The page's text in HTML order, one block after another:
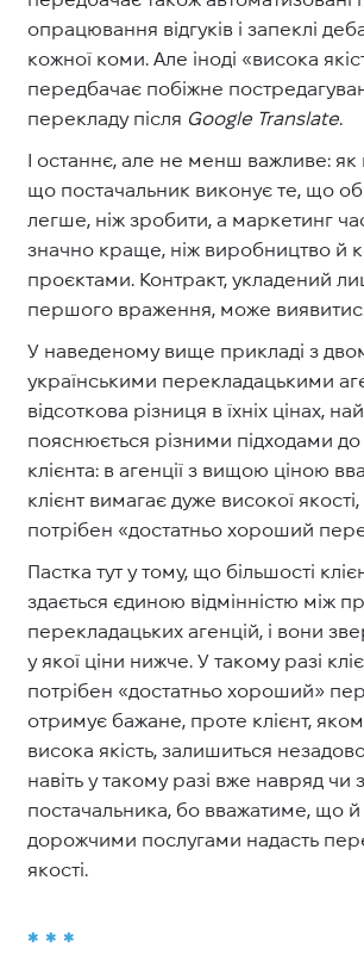
опрацювання відгуків і запеклі
кожної коми. Але іноді «висока
передбачає побіжне
перекладу після Google Translate.
І останнє, але не менш важливе:
що постачальник виконує те, що
легше, ніж зробити, а маркетинг
значно краще, ніж виробництво й
проєктами. Контракт, укладений
першого враження, може
У наведеному вище прикладі з
українськими перекладацькими
відсоткова різниця в їхніх цінах,
пояснюється різними підходами до
клієнта: в агенції з вищою ціною
клієнт вимагає дуже високої
потрібен «достатньо хороший
Пастка тут у тому, що більшості
здається єдиною відмінністю між
перекладацьких агенцій, і вони
у якої ціни нижче. У такому разі
потрібен «достатньо хороший»
отримує бажане, проте клієнт,
висока якість, залишиться
навіть у такому разі вже навряд чи
постачальника, бо вважатиме, що й
дорожчими послугами надасть
якості.
* * *